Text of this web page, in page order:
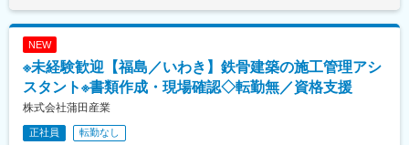
をしています。
取得しやすく、産休・育休を経た社員もほとんどが復帰していま
す。長期的にスキルを磨きながら活躍したい方にはマッチした環
境です。
変更の範囲：会社の定める業務
す。
■同社について：
～確立されたオリジナルブランドが好評の老舗企業／創業70年で
6,000棟／ハウス・オブ・ザ・イヤー・イン・エナジー2年連続優
分）賃金はあくまでも目安の金額であり、選考を通じて上下する
可能性があります。月給(月額)は固定手当を含めた表記です。
NEW
※未経験歓迎【福島／いわき】鉄骨建築の施工管理アシ
スタント※書類作成・現場確認◇転勤無／資格支援
株式会社蒲田産業
正社員 転勤なし